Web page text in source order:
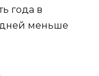
года в
дней меньше